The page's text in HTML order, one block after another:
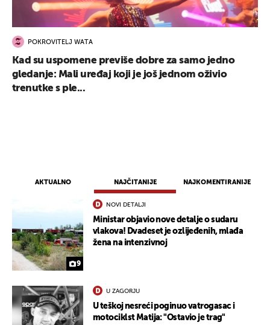
AKTUALNO NAJČITANIJE NAJKOMENTIRANIJE
9
NOVI DETALJI
Ministar objavio nove detalje o sudaru
vlakova! Dvadeset je ozlijeđenih, mlađa
žena na intenzivnoj
U ZAGORJU
U teškoj nesreći poginuo vatrogasac i
motociklst Matija: "Ostavio je trag"
POKROVITELJ WATA
Kad su uspomene previše dobre za samo jedno
gledanje: Mali uređaj koji je još jednom oživio
trenutke s ple...